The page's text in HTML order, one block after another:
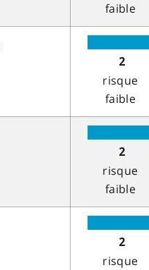
faible
2
risque
faible
2
risque
faible
2
risque